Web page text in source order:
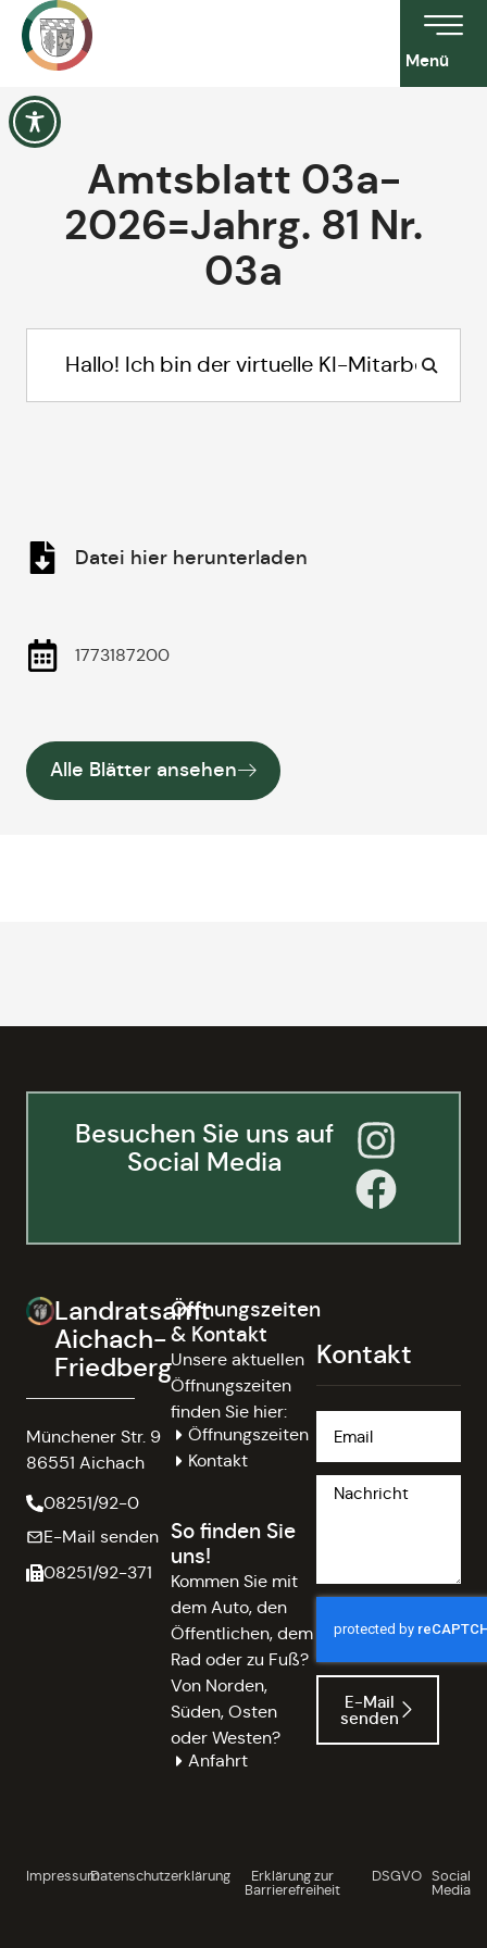
Menü
Amtsblatt 03a-
2026=Jahrg. 81 Nr.
03a
Datei hier herunterladen
1773187200
Alle Blätter ansehen
Besuchen Sie uns auf
Social Media
Landratsamt
Aichach-
Friedberg
Münchener Str. 9
86551 Aichach
08251/92-0
E-Mail senden
08251/92-371
Öffnungszeiten
& Kontakt
Unsere aktuellen
Öffnungszeiten
finden Sie hier:
Öffnungszeiten
Kontakt
So finden Sie
uns!
Kommen Sie mit
dem Auto, den
Öffentlichen, dem
Rad oder zu Fuß?
Von Norden,
Süden, Osten
oder Westen?
Anfahrt
Kontakt
E-Mail
senden
ImpressumDatenschutzerklärung Erklärung zur
Barrierefreiheit
DSGVO Social
Media